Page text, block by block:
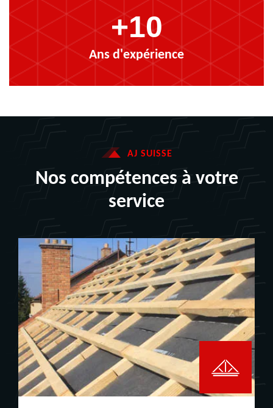
+10
Ans d'expérience
AJ SUISSE
Nos compétences à votre
service